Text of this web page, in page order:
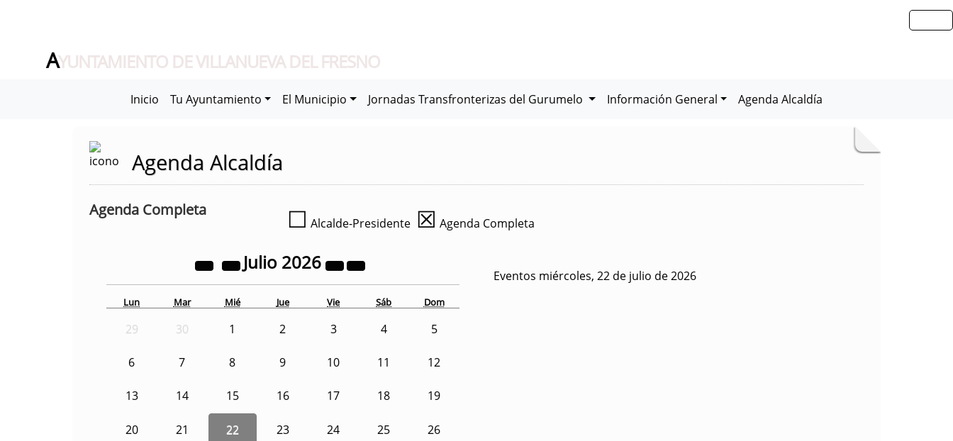
AYUNTAMIENTO DE VILLANUEVA DEL FRESNO
Inicio Tu Ayuntamiento El Municipio Jornadas Transfronterizas del Gurumelo Información General Agenda Alcaldía
Agenda Alcaldía
Agenda Completa ☐ Alcalde-Presidente ☒ Agenda Completa
Julio 2026
Lun Mar Mié Jue Vie Sáb Dom
29 30 1 2 3 4 5
6 7 8 9 10 11 12
13 14 15 16 17 18 19
20 21 22 23 24 25 26
Eventos miércoles, 22 de julio de 2026